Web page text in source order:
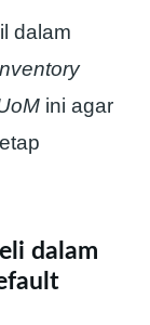
dalam
ini agar
dalam